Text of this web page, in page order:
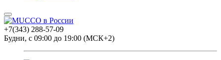
+7(343) 288-57-09
Будни, с 09:00 до 19:00 (МСК+2)